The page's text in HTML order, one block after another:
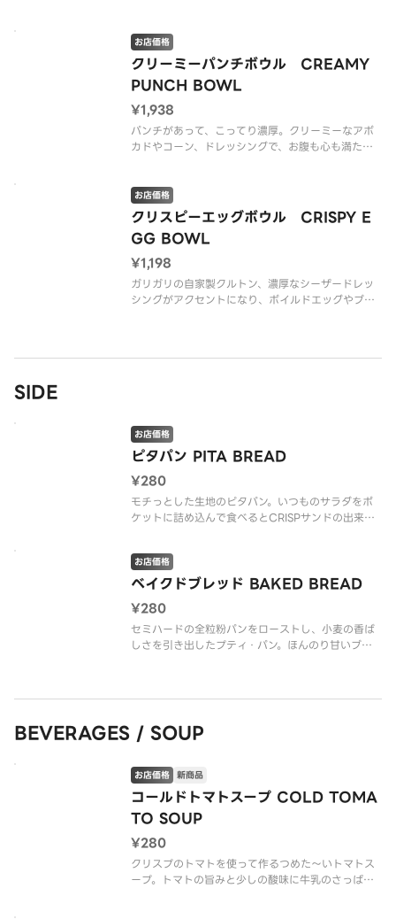
やトマトの甘さが全体をまろやかにまとめてくれ
て、味も見た目もバランスよく仕上が
クリーミーパンチボウル CREAMY
PUNCH BOWL
お店価格
¥1,938
パンチがあって、こってり濃厚。クリーミーなアボ
カドやコーン、ドレッシングで、お腹も心も満たせ
※アレルゲン情報はCRISP SALAD WORKSの公式
ウェブサイト
クリスピーエッグボウル CRISPY E
GG BOWL
お店価格
¥1,198
ガリガリの自家製クルトン、濃厚なシーザードレッ
シングがアクセントになり、ボイルドエッグやブラ
麦）を含む）
SIDE
ピタパン PITA BREAD
お店価格
¥280
モチっとした生地のピタパン。いつものサラダをポ
ケットに詰め込んで食べるとCRISPサンドの出来上
あ、そうそう。ドレッシングはいつもより多めで！
その日の気分で食べ方さえもカスタマイズ。（グル
テン含む）（v ヴィーガン）
※アレルゲン情報はCRISP
ベイクドブレッド BAKED BREAD
お店価格
¥280
セミハードの全粒粉パンをローストし、小麦の香ば
しさを引き出したプティ・パン。ほんのり甘いブラ
※アレルゲン情報
BEVERAGES / SOUP
コールドトマトスープ COLD TOMA
TO SOUP
お店価格 新商品
¥280
クリスプのトマトを使って作るつめた〜いトマトス
ープ。トマトの旨みと少しの酸味に牛乳のさっぱり